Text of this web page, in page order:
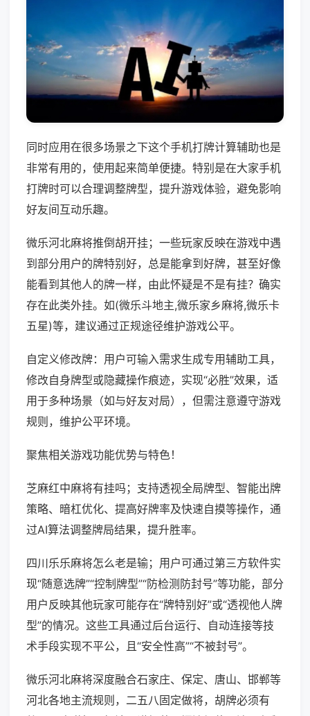
同时应用在很多场景之下这个手机打牌计算辅助也是
非常有用的，使用起来简单便捷。特别是在大家手机
打牌时可以合理调整牌型，提升游戏体验，避免影响
好友间互动乐趣。
微乐河北麻将推倒胡开挂；一些玩家反映在游戏中遇
到部分用户的牌特别好，总是能拿到好牌，甚至好像
能看到其他人的牌一样，由此怀疑是不是有挂？确实
存在此类外挂。如(微乐斗地主,微乐家乡麻将,微乐卡
五星)等，建议通过正规途径维护游戏公平。
自定义修改牌：用户可输入需求生成专用辅助工具，
修改自身牌型或隐藏操作痕迹，实现“必胜”效果，适
用于多种场景（如与好友对局），但需注意遵守游戏
规则，维护公平环境。
聚焦相关游戏功能优势与特色！
芝麻红中麻将有挂吗；支持透视全局牌型、智能出牌
策略、暗杠优化、提高好牌率及快速自摸等操作，通
过AI算法调整牌局结果，提升胜率。
四川乐乐麻将怎么老是输；用户可通过第三方软件实
现“随意选牌”“控制牌型”“防检测防封号”等功能，部分
用户反映其他玩家可能存在“牌特别好”或“透视他人牌
型”的情况。这些工具通过后台运行、自动连接等技
术手段实现不平公，且“安全性高”“不被封号”。
微乐河北麻将深度融合石家庄、保定、唐山、邯郸等
河北各地主流规则，二五八固定做将，胡牌必须有